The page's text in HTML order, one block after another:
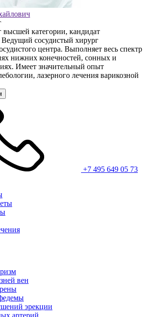
категории, кандидат
сосудистый хирург
центра. Выполняет весь спектр
нижних конечностей, сонных и
Имеет значительный опыт
лазерного лечения варикозной
+7 495 649 05 73
вен
эрекции
артерий